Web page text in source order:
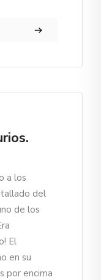
a los
del
de los
El
en su
por encima